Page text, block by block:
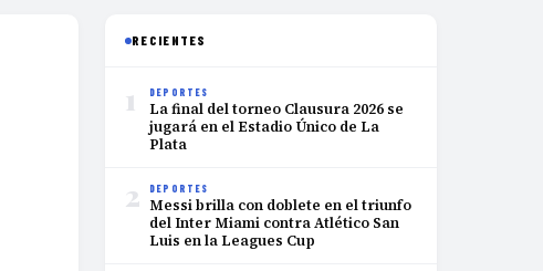
RECIENTES
1 DEPORTES
La final del torneo Clausura 2026 se
jugará en el Estadio Único de La
Plata
2 DEPORTES
Messi brilla con doblete en el triunfo
del Inter Miami contra Atlético San
Luis en la Leagues Cup